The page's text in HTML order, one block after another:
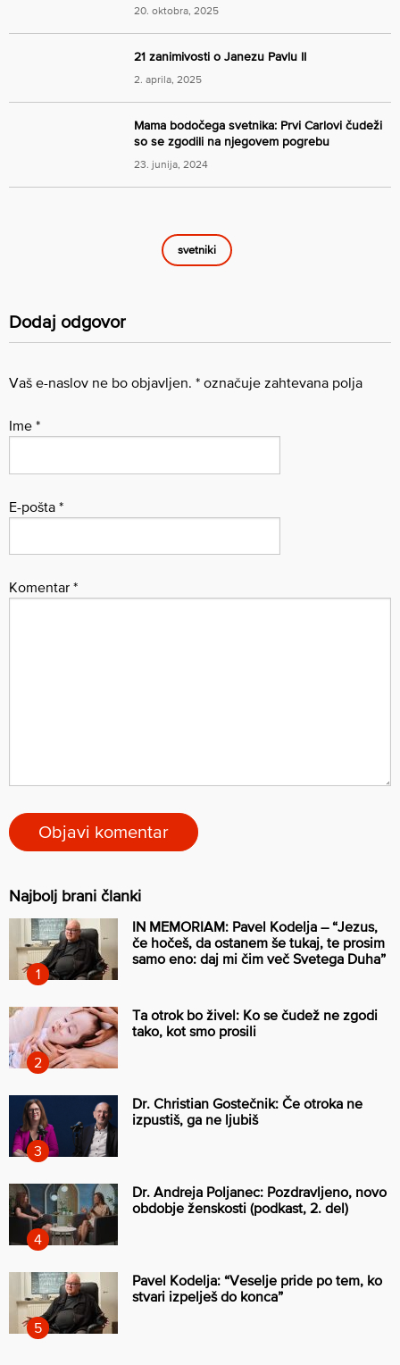
20. oktobra, 2025
21 zanimivosti o Janezu Pavlu II
2. aprila, 2025
Mama bodočega svetnika: Prvi Carlovi čudeži
so se zgodili na njegovem pogrebu
23. junija, 2024
svetniki
Dodaj odgovor
Vaš e-naslov ne bo objavljen. * označuje zahtevana polja
Ime *
E-pošta *
Komentar *
Najbolj brani članki
IN MEMORIAM: Pavel Kodelja – “Jezus,
če hočeš, da ostanem še tukaj, te prosim
samo eno: daj mi čim več Svetega Duha”
Ta otrok bo živel: Ko se čudež ne zgodi
tako, kot smo prosili
Dr. Christian Gostečnik: Če otroka ne
izpustiš, ga ne ljubiš
Dr. Andreja Poljanec: Pozdravljeno, novo
obdobje ženskosti (podkast, 2. del)
Pavel Kodelja: “Veselje pride po tem, ko
stvari izpelješ do konca”